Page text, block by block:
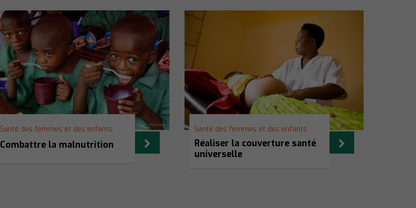
Santé des femmes et des enfants
Combattre la malnutrition
Santé des femmes et des enfants
Réaliser la couverture santé
universelle